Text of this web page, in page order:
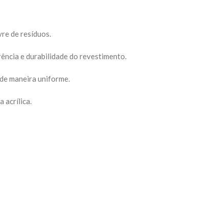
de resíduos.
e durabilidade do revestimento.
maneira uniforme.
acrílica.